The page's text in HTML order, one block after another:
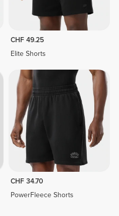
CHF 49.25
Elite Shorts
CHF 34.70
PowerFleece Shorts